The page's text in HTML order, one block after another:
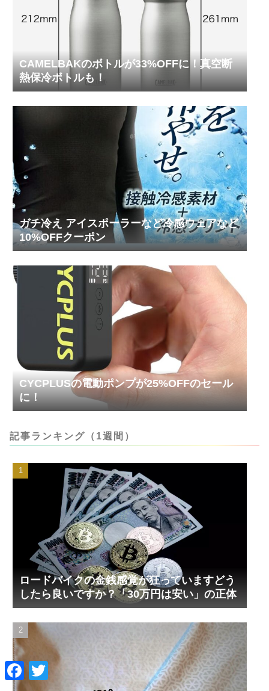
CAMELBAKのボトルが33%OFFに！真空断
熱保冷ボトルも！
ガチ冷え アイスポーラーなど冷感ウェアなど
10%OFFクーポン
CYCPLUSの電動ポンプが25%OFFのセール
に！
記事ランキング（1週間）
ロードバイクの金銭感覚が狂っていますどう
したら良いですか？「30万円は安い」の正体
F